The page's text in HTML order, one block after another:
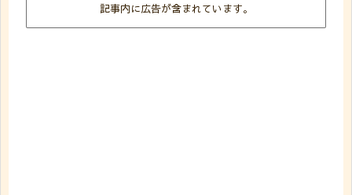
記事内に広告が含まれています。